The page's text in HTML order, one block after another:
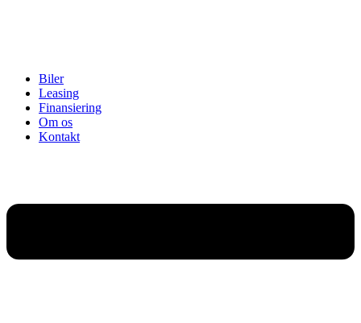
Biler
Leasing
Finansiering
Om os
Kontakt